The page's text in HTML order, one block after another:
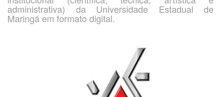
administrativa) da Universidade Estadual de
Maringá em formato digital.